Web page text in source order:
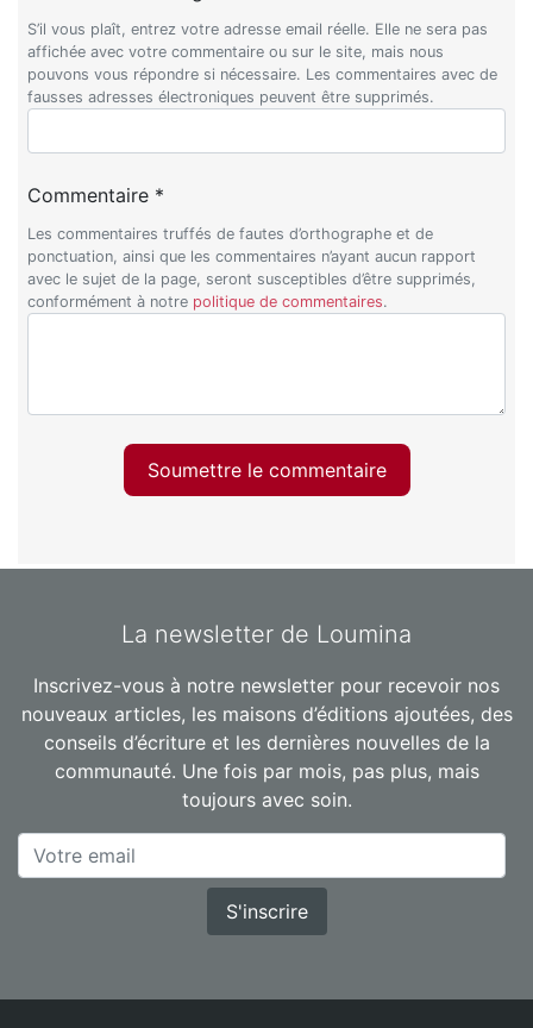
S’il vous plaît, entrez votre adresse email réelle. Elle ne sera pas
affichée avec votre commentaire ou sur le site, mais nous
pouvons vous répondre si nécessaire. Les commentaires avec de
fausses adresses électroniques peuvent être supprimés.
Commentaire *
Les commentaires truffés de fautes d’orthographe et de
ponctuation, ainsi que les commentaires n’ayant aucun rapport
avec le sujet de la page, seront susceptibles d’être supprimés,
conformément à notre politique de commentaires.
Soumettre le commentaire
La newsletter de Loumina
Inscrivez-vous à notre newsletter pour recevoir nos
nouveaux articles, les maisons d’éditions ajoutées, des
conseils d’écriture et les dernières nouvelles de la
communauté. Une fois par mois, pas plus, mais
toujours avec soin.
S'inscrire